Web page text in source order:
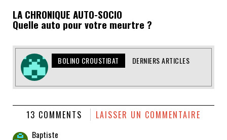
LA CHRONIQUE AUTO-SOCIO
Quelle auto pour votre meurtre ?
BOLINO CROUSTIBAT DERNIERS ARTICLES
13 COMMENTS LAISSER UN COMMENTAIRE
Baptiste